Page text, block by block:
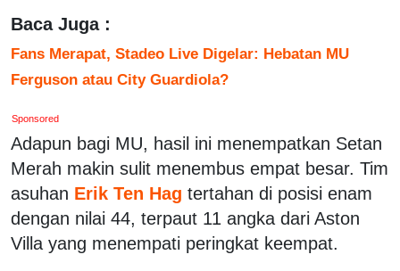
Baca Juga :
Fans Merapat, Stadeo Live Digelar: Hebatan MU
Ferguson atau City Guardiola?
Sponsored
Adapun bagi MU, hasil ini menempatkan Setan
Merah makin sulit menembus empat besar. Tim
asuhan Erik Ten Hag tertahan di posisi enam
dengan nilai 44, terpaut 11 angka dari Aston
Villa yang menempati peringkat keempat.